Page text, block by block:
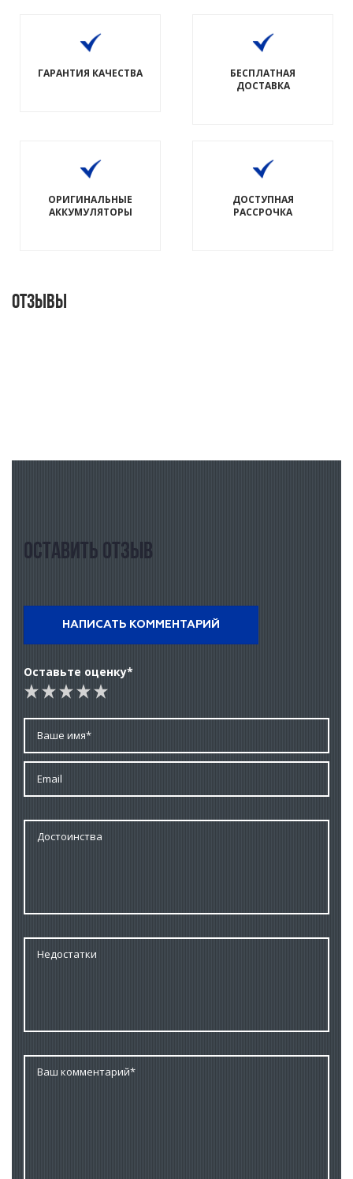
ГАРАНТИЯ КАЧЕСТВА
БЕСПЛАТНАЯ
ДОСТАВКА
ОРИГИНАЛЬНЫЕ
АККУМУЛЯТОРЫ
ДОСТУПНАЯ
РАССРОЧКА
Отзывы
Оставить отзыв
НАПИСАТЬ КОММЕНТАРИЙ
Оставьте оценку*